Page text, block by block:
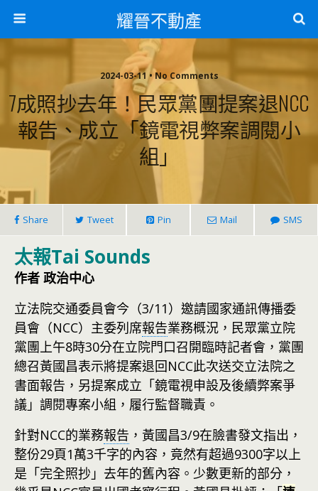
耀晉不動產
2024-03-11 • No Comments
7成照抄去年！民眾黨團提案退NCC
報告、成立「鏡電視弊案調閱小
組」
Share Tweet Pin Mail SMS
太報Tai Sounds
作者 政治中心
立法院交通委員會今（3/11）邀請國家通訊傳播委
員會（NCC）主委列席報告業務概況，民眾黨立院
黨團上午8時30分在立院門口召開臨時記者會，黨團
總召黃國昌表示將提案退回NCC此次送交立法院之
書面報告，另提案成立「鏡電視申設及後續弊案爭
議」調閱專案小組，履行監督職責。
針對NCC的業務報告 ，黃國昌3/9在臉書發文指出，
整份29頁1萬3千字的內容，竟然有超過9300字以上
是「完全照抄」去年的舊內容。少數更新的部分，